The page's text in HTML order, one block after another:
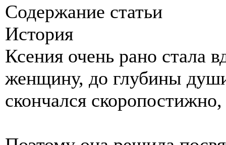
Содержание статьи
История
Ксения очень рано стала
женщину, до глубины
скончался